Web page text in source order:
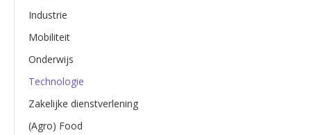
Industrie
Mobiliteit
Onderwijs
Technologie
Zakelijke dienstverlening
(Agro) Food